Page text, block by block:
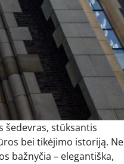
šedevras, stūksantis
bei tikėjimo istoriją. Ne
bažnyčia – elegantiška,